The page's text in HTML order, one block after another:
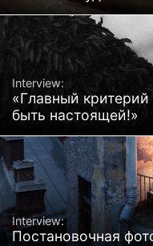
Interview:
«Главный
быть настоящей!»
Interview:
Постановочная